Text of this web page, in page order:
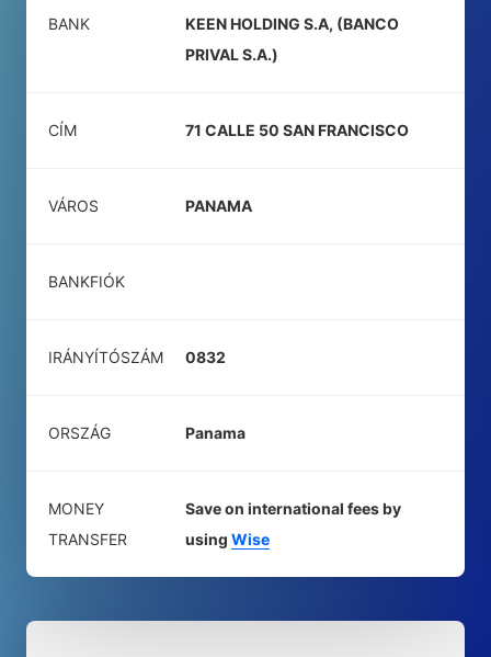
BANK
KEEN HOLDING S.A, (BANCO
PRIVAL S.A.)
CÍM 71 CALLE 50 SAN FRANCISCO
VÁROS PANAMA
BANKFIÓK
IRÁNYÍTÓSZÁM 0832
ORSZÁG Panama
MONEY
TRANSFER
Save on international fees by
using Wise